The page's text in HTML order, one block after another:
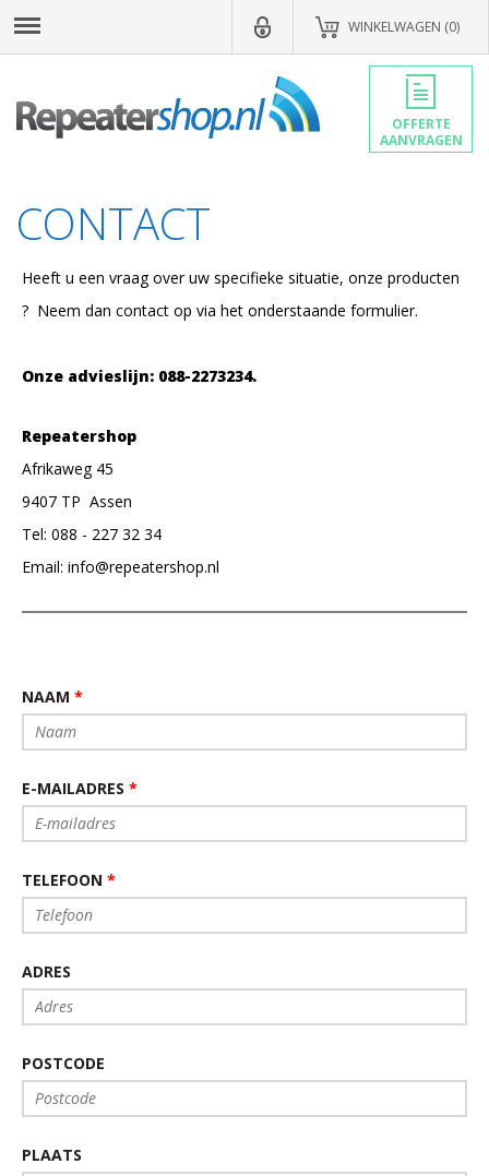
WINKELWAGEN (0)
OFFERTE
AANVRAGEN
CONTACT
Heeft u een vraag over uw specifieke situatie, onze producten
? Neem dan contact op via het onderstaande formulier.
Onze advieslijn: 088-2273234.
Repeatershop
Afrikaweg 45
9407 TP Assen
Tel: 088 - 227 32 34
Email: info@repeatershop.nl
NAAM *
E-MAILADRES *
TELEFOON *
ADRES
POSTCODE
PLAATS